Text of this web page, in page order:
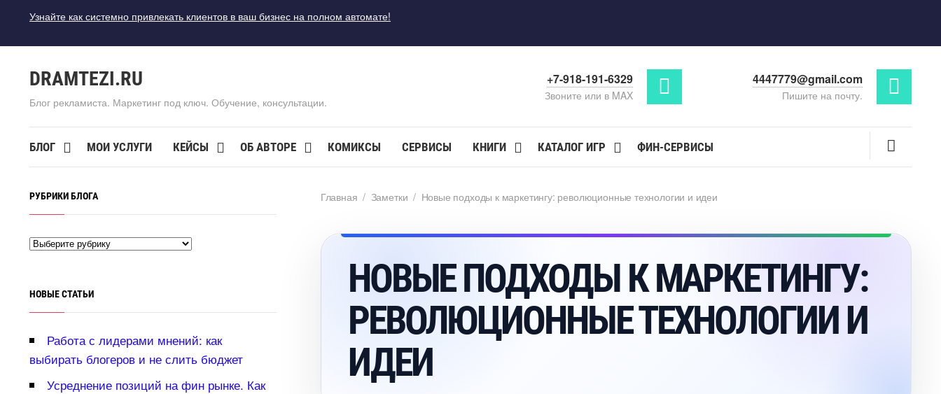
Узнайте как системно привлекать клиентов в ваш бизнес на полном автомате!
DRAMTEZI.RU
Блог рекламиста. Маркетинг под ключ. Обучение, консультации.
+7-918-191-6329
Звоните или в MAX
4447779@gmail.com
Пишите на почту.
БЛОГ МОИ УСЛУГИ КЕЙСЫ ОБ АВТОРЕ КОМИКСЫ СЕРВИСЫ КНИГИ КАТАЛОГ ИГР ФИН-СЕРВИСЫ
Главная / Заметки / Новые подходы к маркетингу: революционные технологии и идеи
НОВЫЕ ПОДХОДЫ К МАРКЕТИНГУ:
РЕВОЛЮЦИОННЫЕ ТЕХНОЛОГИИ И
ИДЕИ
РУБРИКИ БЛОГА
НОВЫЕ СТАТЬИ
Работа с лидерами мнений: как
ыбирать блогеров и не слить бюджет
Усреднение позиций на фин рынке. Как